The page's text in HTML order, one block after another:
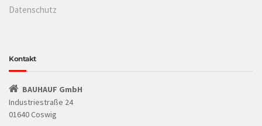
Datenschutz
Kontakt
BAUHAUF GmbH
Industriestraße 24
01640 Coswig